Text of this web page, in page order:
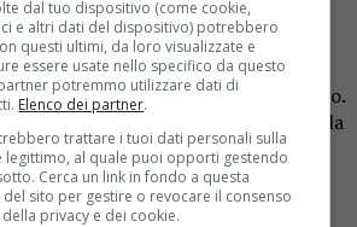
d’animo. Amava il suo paese e
figura molto conosciuta a Sagliano.
portato avanti con grande impegno la
molto attivo nella vita
quella associativa. Durante le feste
la sua importante presenza.
dal tuo dispositivo (come cookie,
e altri dati del dispositivo) potrebbero
questi ultimi, da loro visualizzate e
essere usate nello specifico da questo
potremmo utilizzare dati di
Elenco dei partner.
trattare i tuoi dati personali sulla
legittimo, al quale puoi opporti gestendo
Cerca un link in fondo a questa
sito per gestire o revocare il consenso
privacy e dei cookie.